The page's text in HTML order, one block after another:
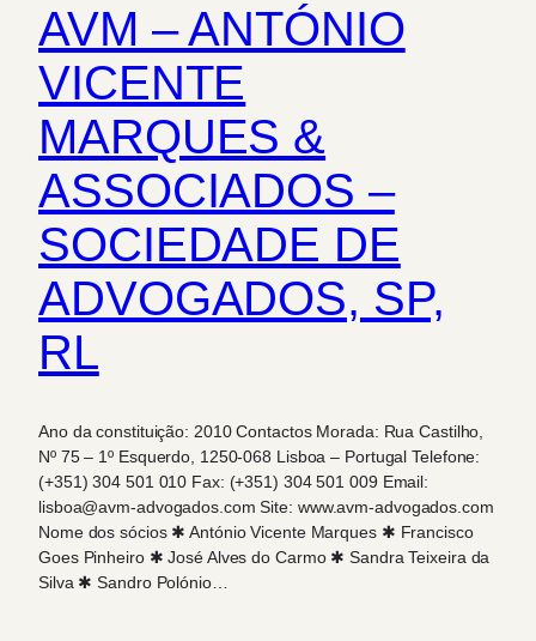
AVM – ANTÓNIO
VICENTE
MARQUES &
ASSOCIADOS –
SOCIEDADE DE
ADVOGADOS, SP,
RL
Ano da constituição: 2010 Contactos Morada: Rua Castilho,
Nº 75 – 1º Esquerdo, 1250-068 Lisboa – Portugal Telefone:
(+351) 304 501 010 Fax: (+351) 304 501 009 Email:
lisboa@avm-advogados.com Site: www.avm-advogados.com
Nome dos sócios ✱ António Vicente Marques ✱ Francisco
Goes Pinheiro ✱ José Alves do Carmo ✱ Sandra Teixeira da
Silva ✱ Sandro Polónio…